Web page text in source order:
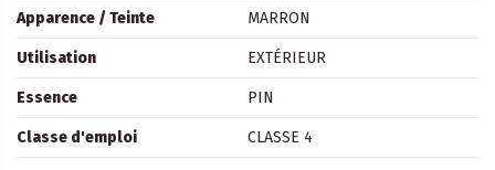
Apparence / Teinte MARRON
Utilisation EXTÉRIEUR
Essence PIN
Classe d'emploi CLASSE 4